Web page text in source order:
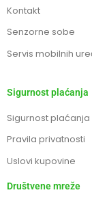
Kontakt
Senzorne sobe
Servis mobilnih
Sigurnost plaćanja
Sigurnost plaćanja
Pravila privatnosti
Uslovi kupovine
Društvene mreže